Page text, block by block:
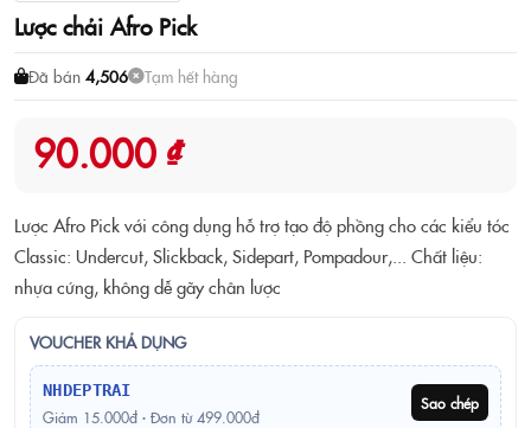
Lược chải Afro Pick
Đã bán 4,506 Tạm hết hàng
90.000 ₫
Lược Afro Pick với công dụng hỗ trợ tạo độ phồng cho các kiểu tóc
Classic: Undercut, Slickback, Sidepart, Pompadour,... Chất liệu:
nhựa cứng, không dễ gãy chân lược
VOUCHER KHẢ DỤNG
NHDEPTRAI
Giảm 15.000đ · Đơn từ 499.000đ
Sao chép